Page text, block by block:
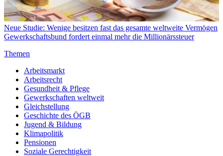
Neue Studie: Wenige besitzen fast das gesamte weltweite Vermögen
Gewerkschaftsbund fordert einmal mehr die Millionärssteuer
Themen
Arbeitsmarkt
Arbeitsrecht
Gesundheit & Pflege
Gewerkschaften weltweit
Gleichstellung
Geschichte des ÖGB
Jugend & Bildung
Klimapolitik
Pensionen
Soziale Gerechtigkeit